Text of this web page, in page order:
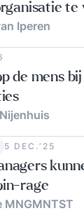
te
Iperen
de mens
5 DEC.‘25
rage
MNGMNTST